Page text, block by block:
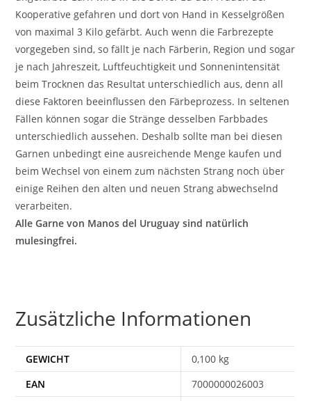
Kooperative gefahren und dort von Hand in Kesselgrößen
von maximal 3 Kilo gefärbt. Auch wenn die Farbrezepte
vorgegeben sind, so fällt je nach Färberin, Region und sogar
je nach Jahreszeit, Luftfeuchtigkeit und Sonnenintensität
beim Trocknen das Resultat unterschiedlich aus, denn all
diese Faktoren beeinflussen den Färbeprozess. In seltenen
Fällen können sogar die Stränge desselben Farbbades
unterschiedlich aussehen. Deshalb sollte man bei diesen
Garnen unbedingt eine ausreichende Menge kaufen und
beim Wechsel von einem zum nächsten Strang noch über
einige Reihen den alten und neuen Strang abwechselnd
verarbeiten.
Alle Garne von Manos del Uruguay sind natürlich
mulesingfrei.
Zusätzliche Informationen
GEWICHT
0,100 kg
EAN
7000000026003